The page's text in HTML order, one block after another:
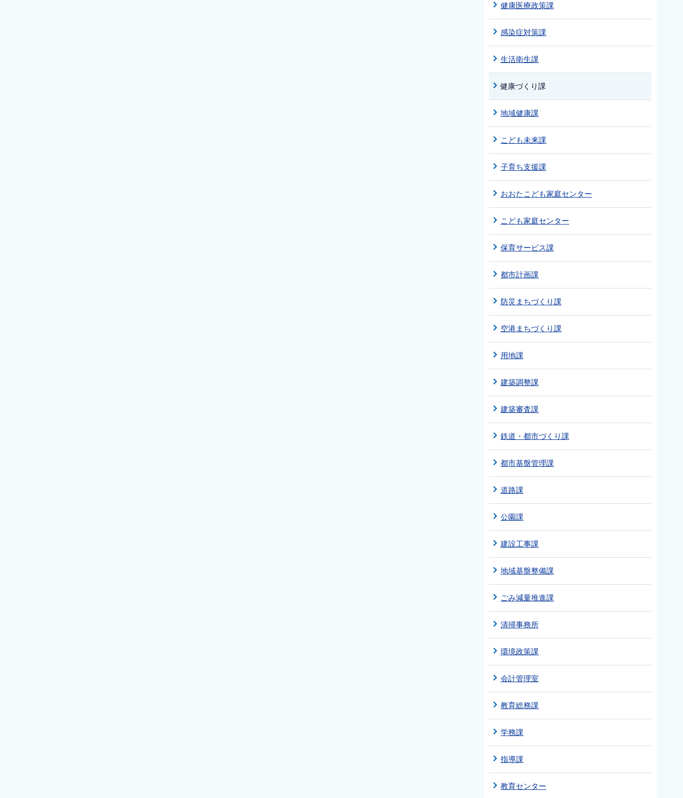
健康医療政策課
感染症対策課
生活衛生課
健康づくり課
地域健康課
こども未来課
子育ち支援課
おおたこども家庭センター
こども家庭センター
保育サービス課
都市計画課
防災まちづくり課
空港まちづくり課
用地課
建築調整課
建築審査課
鉄道・都市づくり課
都市基盤管理課
道路課
公園課
建設工事課
地域基盤整備課
ごみ減量推進課
清掃事務所
環境政策課
会計管理室
教育総務課
学務課
指導課
教育センター